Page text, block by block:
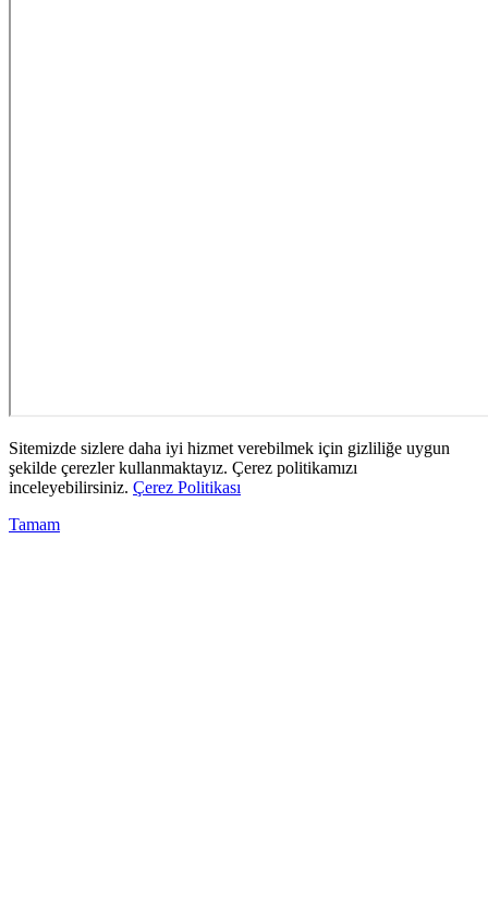
Sitemizde sizlere daha iyi hizmet verebilmek için gizliliğe uygun
şekilde çerezler kullanmaktayız. Çerez politikamızı
inceleyebilirsiniz. Çerez Politikası
Tamam